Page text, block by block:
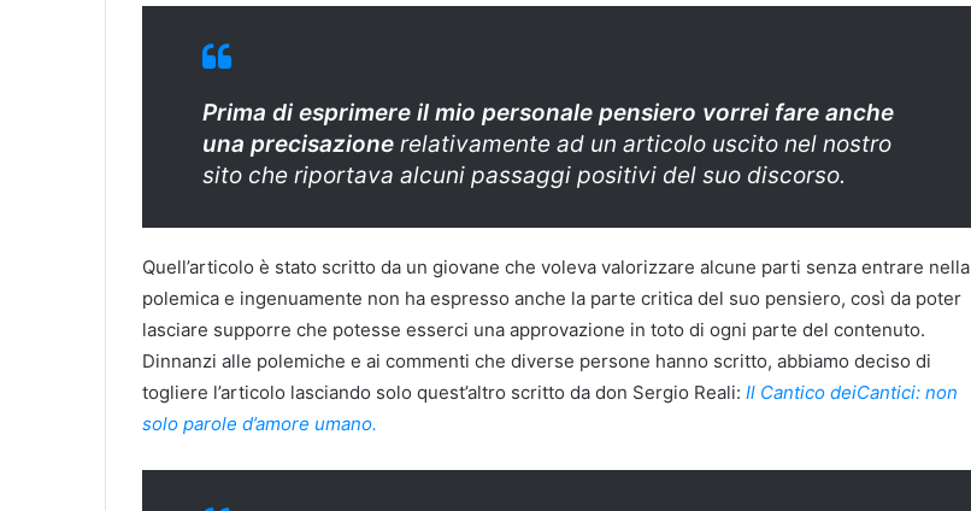
Prima di esprimere il mio personale pensiero vorrei fare anche
una precisazione relativamente ad un articolo uscito nel nostro
sito che riportava alcuni passaggi positivi del suo discorso.
Quell’articolo è stato scritto da un giovane che voleva valorizzare alcune parti senza entrare nella
polemica e ingenuamente non ha espresso anche la parte critica del suo pensiero, così da poter
lasciare supporre che potesse esserci una approvazione in toto di ogni parte del contenuto.
Dinnanzi alle polemiche e ai commenti che diverse persone hanno scritto, abbiamo deciso di
togliere l’articolo lasciando solo quest’altro scritto da don Sergio Reali: Il Cantico deiCantici: non
solo parole d’amore umano.